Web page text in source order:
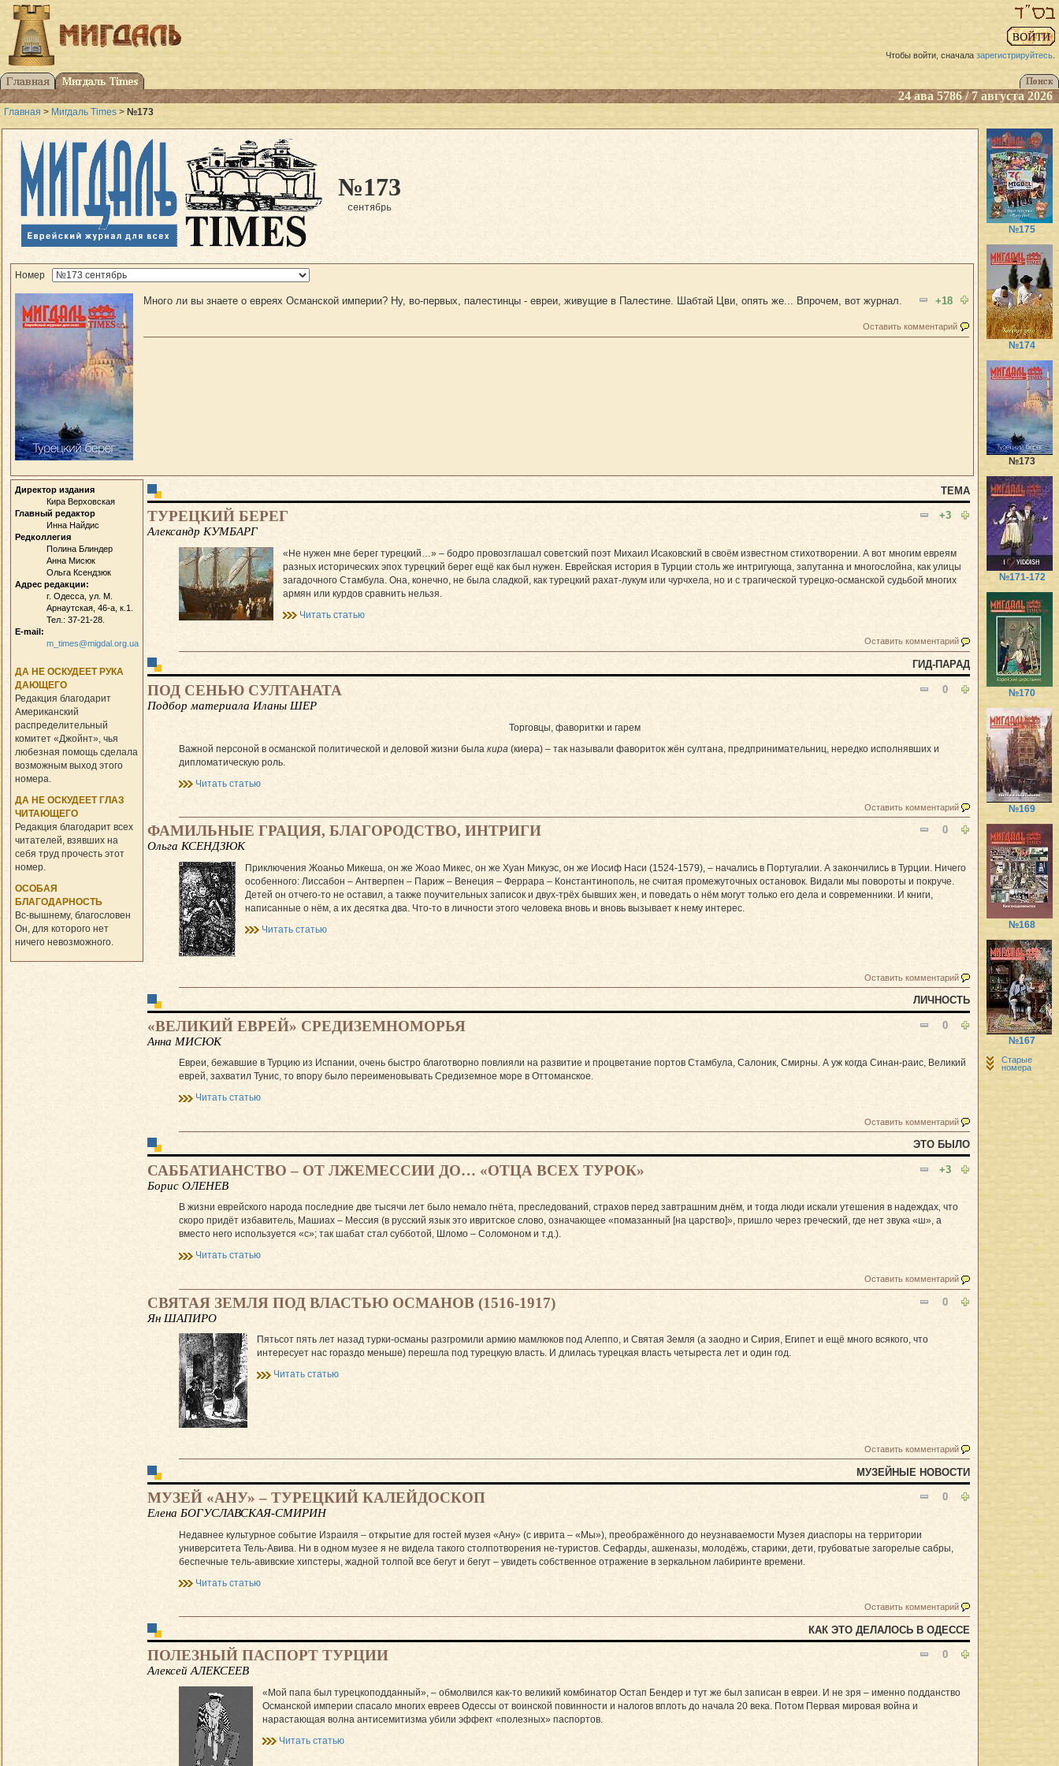
Чтобы войти, сначала зарегистрируйтесь.
24 ава 5786 / 7 августа 2026
Главная > Мигдаль Times > №173
№173
сентябрь
Номер
+18
Много ли вы знаете о евреях Османской империи? Ну, во-первых, палестинцы - евреи, живущие в Палестине. Шабтай Цви, опять же... Впрочем, вот журнал.
Оставить комментарий
Директор издания
Кира Верховская
Главный редактор
Инна Найдис
Редколлегия
Полина Блиндер
Анна Мисюк
Ольга Ксендзюк
Адрес редакции:
г. Одесса, ул. М.
Арнаутская, 46-а, к.1.
Тел.: 37-21-28.
E-mail:
m_times@migdal.org.ua
ДА НЕ ОСКУДЕЕТ РУКА
ДАЮЩЕГО
Редакция благодарит
Американский
распределительный
комитет «Джойнт», чья
любезная помощь сделала
возможным выход этого
номера.
ДА НЕ ОСКУДЕЕТ ГЛАЗ
ЧИТАЮЩЕГО
Редакция благодарит всех
читателей, взявших на
себя труд прочесть этот
номер.
ОСОБАЯ
БЛАГОДАРНОСТЬ
Вс-вышнему, благословен
Он, для которого нет
ничего невозможного.
ТЕМА
+3
ТУРЕЦКИЙ БЕРЕГ
Александр КУМБАРГ
«Не нужен мне берег турецкий…» – бодро провозглашал советский поэт Михаил Исаковский в своём известном стихотворении. А вот многим евреям
разных исторических эпох турецкий берег ещё как был нужен. Еврейская история в Турции столь же интригующа, запутанна и многослойна, как улицы
загадочного Стамбула. Она, конечно, не была сладкой, как турецкий рахат-лукум или чурчхела, но и с трагической турецко-османской судьбой многих
армян или курдов сравнить нельзя.
Читать статью
Оставить комментарий
ГИД-ПАРАД
0
ПОД СЕНЬЮ СУЛТАНАТА
Подбор материала Иланы ШЕР
Торговцы, фаворитки и гарем
Важной персоной в османской политической и деловой жизни была кира (киера) – так называли фавориток жён султана, предпринимательниц, нередко исполнявших и
дипломатическую роль.
Читать статью
Оставить комментарий
0
ФАМИЛЬНЫЕ ГРАЦИЯ, БЛАГОРОДСТВО, ИНТРИГИ
Ольга КСЕНДЗЮК
Приключения Жоаньо Микеша, он же Жоао Микес, он же Хуан Микуэс, он же Иосиф Наси (1524-1579), – начались в Португалии. А закончились в Турции. Ничего
особенного: Лиссабон – Антверпен – Париж – Венеция – Феррара – Константинополь, не считая промежуточных остановок. Видали мы повороты и покруче.
Детей он отчего-то не оставил, а также поучительных записок и двух-трёх бывших жен, и поведать о нём могут только его дела и современники. И книги,
написанные о нём, а их десятка два. Что-то в личности этого человека вновь и вновь вызывает к нему интерес.
Читать статью
Оставить комментарий
ЛИЧНОСТЬ
0
«ВЕЛИКИЙ ЕВРЕЙ» СРЕДИЗЕМНОМОРЬЯ
Анна МИСЮК
Евреи, бежавшие в Турцию из Испании, очень быстро благотворно повлияли на развитие и процветание портов Стамбула, Салоник, Смирны. А уж когда Синан-раис, Великий
еврей, захватил Тунис, то впору было переименовывать Средиземное море в Оттоманское.
Читать статью
Оставить комментарий
ЭТО БЫЛО
+3
САББАТИАНСТВО – ОТ ЛЖЕМЕССИИ ДО… «ОТЦА ВСЕХ ТУРОК»
Борис ОЛЕНЕВ
В жизни еврейского народа последние две тысячи лет было немало гнёта‚ преследований‚ страхов перед завтрашним днём‚ и тогда люди искали утешения в надеждах‚ что
скоро придёт избавитель, Машиах – Мессия (в русский язык это ивритское слово, означающее «помазанный [на царство]», пришло через греческий, где нет звука «ш», а
вместо него используется «с»; так шабат стал субботой, Шломо – Соломоном и т.д.).
Читать статью
Оставить комментарий
0
СВЯТАЯ ЗЕМЛЯ ПОД ВЛАСТЬЮ ОСМАНОВ (1516-1917)
Ян ШАПИРО
Пятьсот пять лет назад турки-османы разгромили армию мамлюков под Алеппо, и Святая Земля (а заодно и Сирия, Египет и ещё много всякого, что
интересует нас гораздо меньше) перешла под турецкую власть. И длилась турецкая власть четыреста лет и один год.
Читать статью
Оставить комментарий
МУЗЕЙНЫЕ НОВОСТИ
0
МУЗЕЙ «АНУ» – ТУРЕЦКИЙ КАЛЕЙДОСКОП
Елена БОГУСЛАВСКАЯ-СМИРИН
Недавнее культурное событие Израиля – открытие для гостей музея «Ану» (с иврита – «Мы»), преображённого до неузнаваемости Музея диаспоры на территории
университета Тель-Авива. Ни в одном музее я не видела такого столпотворения не-туристов. Сефарды, ашкеназы, молодёжь, старики, дети, грубоватые загорелые сабры,
беспечные тель-авивские хипстеры, жадной толпой все бегут и бегут – увидеть собственное отражение в зеркальном лабиринте времени.
Читать статью
Оставить комментарий
КАК ЭТО ДЕЛАЛОСЬ В ОДЕССЕ
0
ПОЛЕЗНЫЙ ПАСПОРТ ТУРЦИИ
Алексей АЛЕКСЕЕВ
«Мой папа был турецкоподданный», – обмолвился как-то великий комбинатор Остап Бендер и тут же был записан в евреи. И не зря – именно подданство
Османской империи спасало многих евреев Одессы от воинской повинности и налогов вплоть до начала 20 века. Потом Первая мировая война и
нарастающая волна антисемитизма убили эффект «полезных» паспортов.
Читать статью
№175
№174
№173
№171-172
№170
№169
№168
№167
Старые
номера